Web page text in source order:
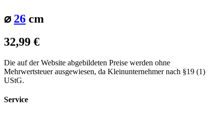
⌀ 26 cm
32,99 €
Die auf der Website abgebildeten Preise werden ohne
Mehrwertsteuer ausgewiesen, da Kleinunternehmer nach §19 (1)
UStG.
Service